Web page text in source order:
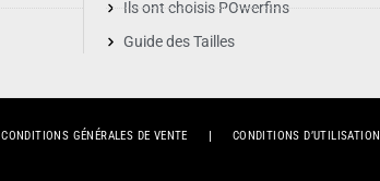
Ils ont choisis POwerfins
Guide des Tailles
CONDITIONS GÉNÉRALES DE VENTE CONDITIONS D’UTILISATION